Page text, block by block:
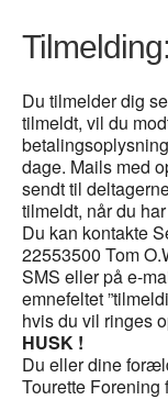
Tilmelding:
Du tilmelder dig
tilmeldt, vil du
dage. Mails med
sendt til
tilmeldt, når du
Du kan kontakte
22553500 Tom
SMS eller på e-
emnefeltet
hvis du vil ringes
HUSK !
Du eller dine
Tourette Forening